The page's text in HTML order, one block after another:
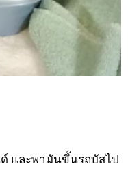
ด์ และพามันขึ้นรถบัสไป